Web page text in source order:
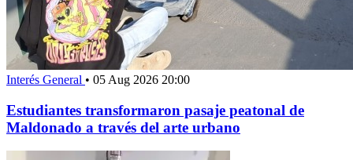
Interés General • 05 Aug 2026 20:00
Estudiantes transformaron pasaje peatonal de
Maldonado a través del arte urbano